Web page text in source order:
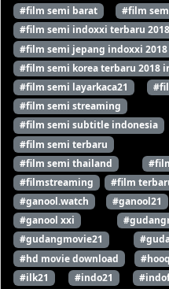
#film semi barat
#film
#film semi indoxxi terbaru 2018
#film semi jepang indoxxi 2018
#film semi korea terbaru 2018
#film semi layarkaca21
#film semi streaming
#film semi subtitle indonesia
#film semi terbaru
#film semi thailand
#filmstreaming
#film
#ganool.watch
#ganool21
#ganool xxi
#gudangmovie21
#hd movie download
#hooq
#ilk21
#indo21